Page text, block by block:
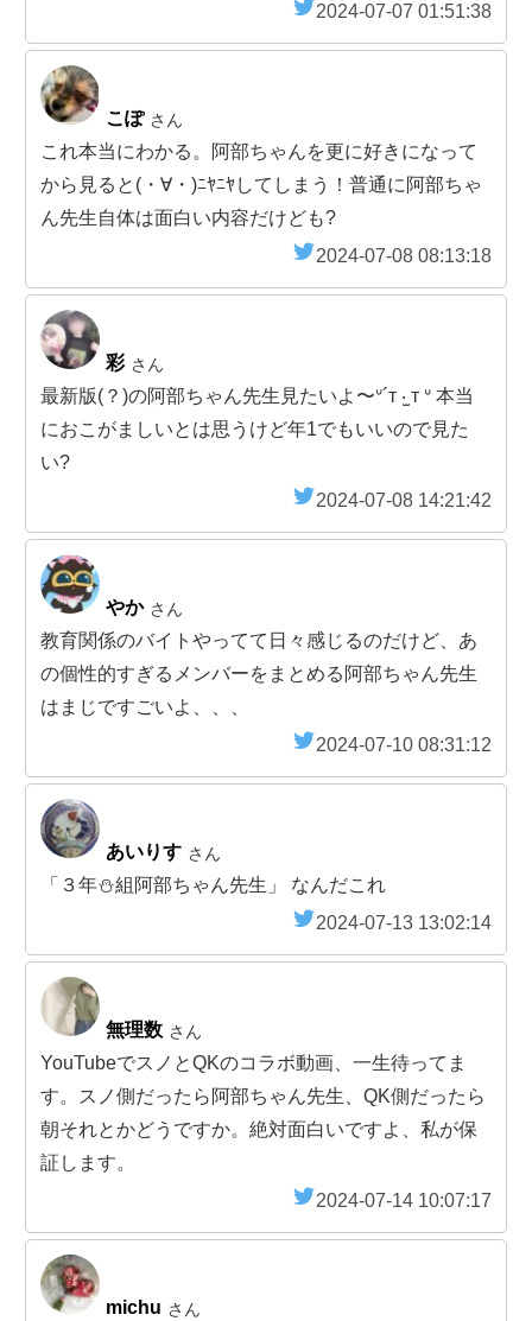
2024-07-07 01:51:38
こぽ さん
これ本当にわかる。阿部ちゃんを更に好きになって
から見ると(・∀・)ﾆﾔﾆﾔしてしまう！普通に阿部ちゃ
ん先生自体は面白い内容だけども?
2024-07-08 08:13:18
彩 さん
最新版(？)の阿部ちゃん先生見たいよ〜ᐡ´т ‧̫ т ᐡ 本当
におこがましいとは思うけど年1でもいいので見た
い?
2024-07-08 14:21:42
やか さん
教育関係のバイトやってて日々感じるのだけど、あ
の個性的すぎるメンバーをまとめる阿部ちゃん先生
はまじですごいよ、、、
2024-07-10 08:31:12
あいりす さん
「３年⛄組阿部ちゃん先生」 なんだこれ
2024-07-13 13:02:14
無理数 さん
YouTubeでスノとQKのコラボ動画、一生待ってま
す。スノ側だったら阿部ちゃん先生、QK側だったら
朝それとかどうですか。絶対面白いですよ、私が保
証します。
2024-07-14 10:07:17
michu さん